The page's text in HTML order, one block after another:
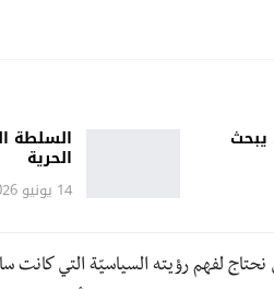
يبحث السلطة
الحرية
14 يونيو 2026
لفهم رؤيته السياسيّة التي كانت